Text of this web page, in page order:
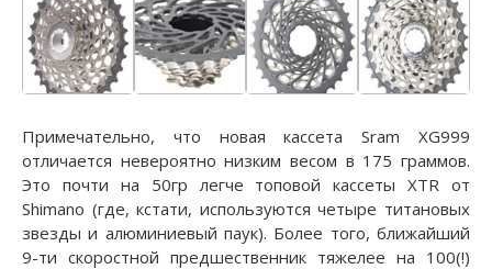
Примечательно, что новая кассета Sram XG999
отличается невероятно низким весом в 175 граммов.
Это почти на 50гр легче топовой кассеты XTR от
Shimano (где, кстати, используются четыре титановых
звезды и алюминиевый паук). Более того, ближайший
9-ти скоростной предшественник тяжелее на 100(!)